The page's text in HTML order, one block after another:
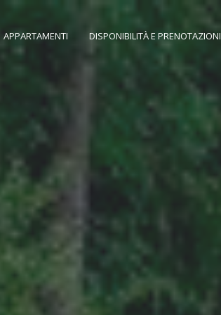
APPARTAMENTI DISPONIBILITÀ E PRENOTAZIONI